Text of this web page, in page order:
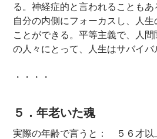
る。神経症的と言われることもあ
自分の内側にフォーカスし、人
ことができる。平等主義で、人
の人々にとって、人生はサバイバ
・・・・
５．年老いた魂
実際の年齢で言うと： ５６才以